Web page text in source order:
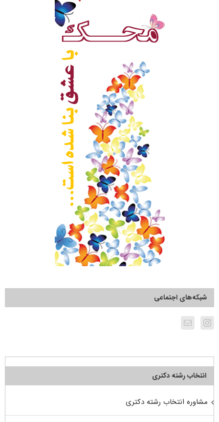
شبکه‌های اجتماعی
انتخاب رشته دکتری
مشاوره انتخاب رشته دکتری